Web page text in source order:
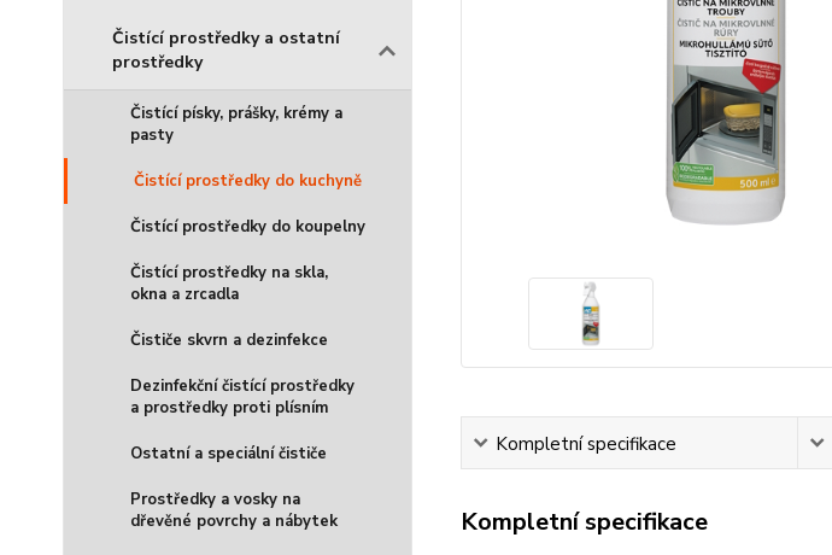
Čistící prostředky a ostatní
prostředky
Čistící písky, prášky, krémy a
pasty
Čistící prostředky do kuchyně
Čistící prostředky do koupelny
Čistící prostředky na skla,
okna a zrcadla
Čističe skvrn a dezinfekce
Dezinfekční čistící prostředky
a prostředky proti plísním
Ostatní a speciální čističe
Prostředky a vosky na
dřevěné povrchy a nábytek
Kompletní specifikace
Kompletní specifikace